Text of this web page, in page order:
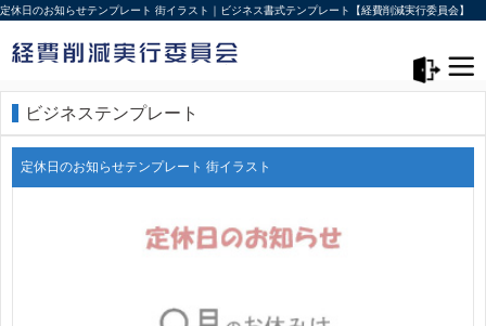
定休日のお知らせテンプレート 街イラスト｜ビジネス書式テンプレート【経費削減実行委員会】
ビジネステンプレート
定休日のお知らせテンプレート 街イラスト